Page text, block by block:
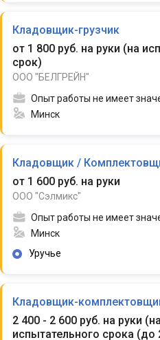
Кладовщик-грузчик
от 1 800 руб. на руки (на
срок)
ООО "БЕЛГРЕЙН"
Опыт работы не имеет
Минск
Кладовщик /
от 1 600 руб. на руки
ООО "Сэлмикс"
Опыт работы не имеет
Минск
Уручье
Кладовщик-
2 400 - 2 600 руб. на руки (
испытательного срока (до